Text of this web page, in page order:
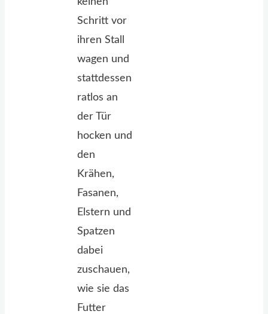
Schritt vor
ihren Stall
wagen und
stattdessen
ratlos an
der Tür
hocken und
den
Krähen,
Fasanen,
Elstern und
Spatzen
dabei
zuschauen,
wie sie das
Futter